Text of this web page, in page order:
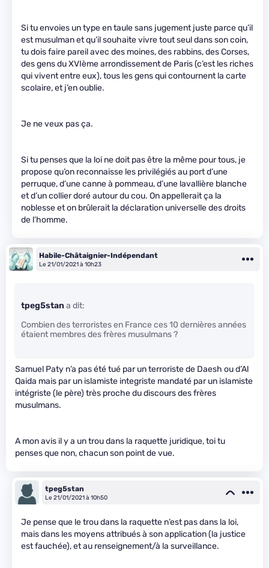
Si tu envoies un type en taule sans jugement juste parce qu’il
est musulman et qu’il souhaite vivre tout seul dans son coin,
tu dois faire pareil avec des moines, des rabbins, des Corses,
des gens du XVIème arrondissement de Paris (c’est les riches
qui vivent entre eux), tous les gens qui contournent la carte
scolaire, et j’en oublie.
Je ne veux pas ça.
Si tu penses que la loi ne doit pas être la même pour tous, je
propose qu’on reconnaisse les privilégiés au port d’une
perruque, d’une canne à pommeau, d’une lavallière blanche
et d’un collier doré autour du cou. On appellerait ça la
noblesse et on brûlerait la déclaration universelle des droits
de l’homme.
Habile-Châtaignier-Indépendant
Le 21/01/2021 à 10h23
tpeg5stan a dit:
Combien des terroristes en France ces 10 dernières années
étaient membres des frères musulmans ?
Samuel Paty n’a pas été tué par un terroriste de Daesh ou d’Al
Qaida mais par un islamiste integriste mandaté par un islamiste
intégriste (le père) très proche du discours des frères
musulmans.
A mon avis il y a un trou dans la raquette juridique, toi tu
penses que non, chacun son point de vue.
tpeg5stan
Le 21/01/2021 à 10h50
Je pense que le trou dans la raquette n’est pas dans la loi,
mais dans les moyens attribués à son application (la justice
est fauchée), et au renseignement/à la surveillance.